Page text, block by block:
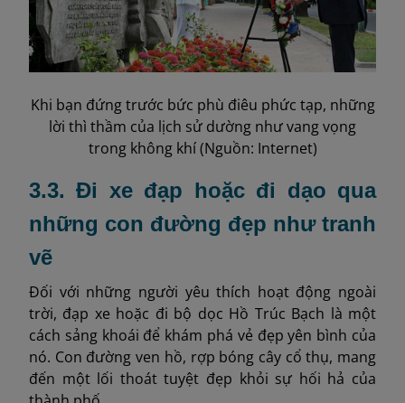
Khi bạn đứng trước bức phù điêu phức tạp, những
lời thì thầm của lịch sử dường như vang vọng
trong không khí (Nguồn: Internet)
3.3. Đi xe đạp hoặc đi dạo qua
những con đường đẹp như tranh
vẽ
Đối với những người yêu thích hoạt động ngoài
trời, đạp xe hoặc đi bộ dọc Hồ Trúc Bạch là một
cách sảng khoái để khám phá vẻ đẹp yên bình của
nó. Con đường ven hồ, rợp bóng cây cổ thụ, mang
đến một lối thoát tuyệt đẹp khỏi sự hối hả của